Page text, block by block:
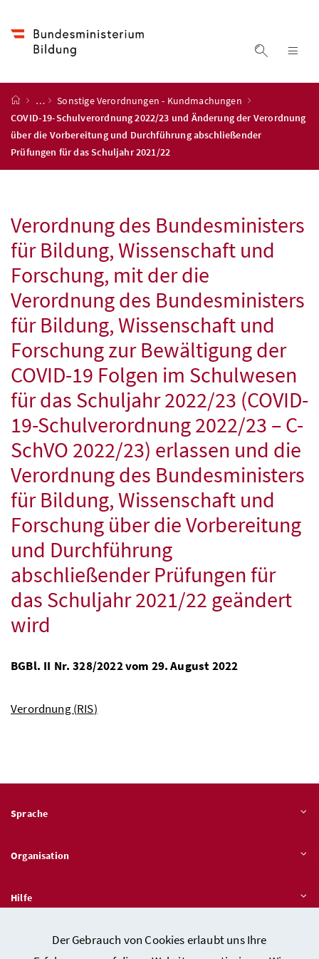
Der Gebrauch von Cookies erlaubt uns Ihre
Suche
Startseite
…
Sonstige Verordnungen - Kundmachungen
COVID-19-Schulverordnung 2022/23 und Änderung der Verordnung
über die Vorbereitung und Durchführung abschließender
Prüfungen für das Schuljahr 2021/22
Verordnung des Bundesministers
für Bildung, Wissenschaft und
Forschung, mit der die
Verordnung des Bundesministers
für Bildung, Wissenschaft und
Forschung zur Bewältigung der
COVID-19 Folgen im Schulwesen
für das Schuljahr 2022/23 (COVID-
19-Schulverordnung 2022/23 – C-
SchVO 2022/23) erlassen und die
Verordnung des Bundesministers
für Bildung, Wissenschaft und
Forschung über die Vorbereitung
und Durchführung
abschließender Prüfungen für
das Schuljahr 2021/22 geändert
wird
BGBl. II Nr. 328/2022 vom 29. August 2022
Verordnung (RIS)
Sprache
Organisation
Hilfe
Quicklinks